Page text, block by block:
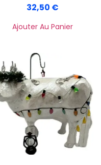
32,50 €
Ajouter Au Panier